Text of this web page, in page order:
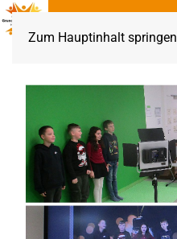
Zum Hauptinhalt springen